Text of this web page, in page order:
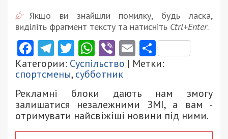
Якщо ви знайшли помилку, будь ласка,
виділіть фрагмент тексту та натисніть Ctrl+Enter.
Facebook
Telegram
Twitter
WhatsApp
ViberEmail
Категории: Суспільство | Метки:
спортсмены,субботник
Рекламні блоки дають нам змогу
залишатися незалежними ЗМІ, а вам -
отримувати найсвіжіші новини під ними.